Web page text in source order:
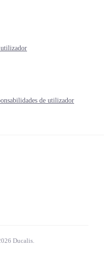
utilizador
de utilizador
Ducalis.